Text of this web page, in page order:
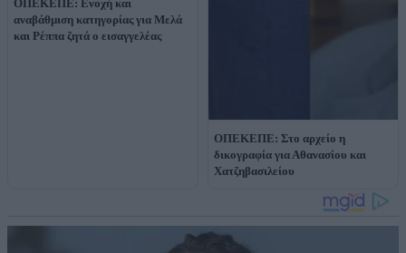
ΟΠΕΚΕΠΕ: Ενοχή και
αναβάθμιση κατηγορίας για Μελά
και Ρέππα ζητά ο εισαγγελέας
ΟΠΕΚΕΠΕ: Στο αρχείο η
δικογραφία για Αθανασίου και
Χατζηβασιλείου